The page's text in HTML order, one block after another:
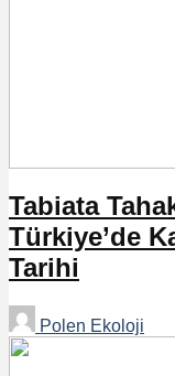
Tabiata
Türkiye’de
Tarihi
Polen Ekoloji